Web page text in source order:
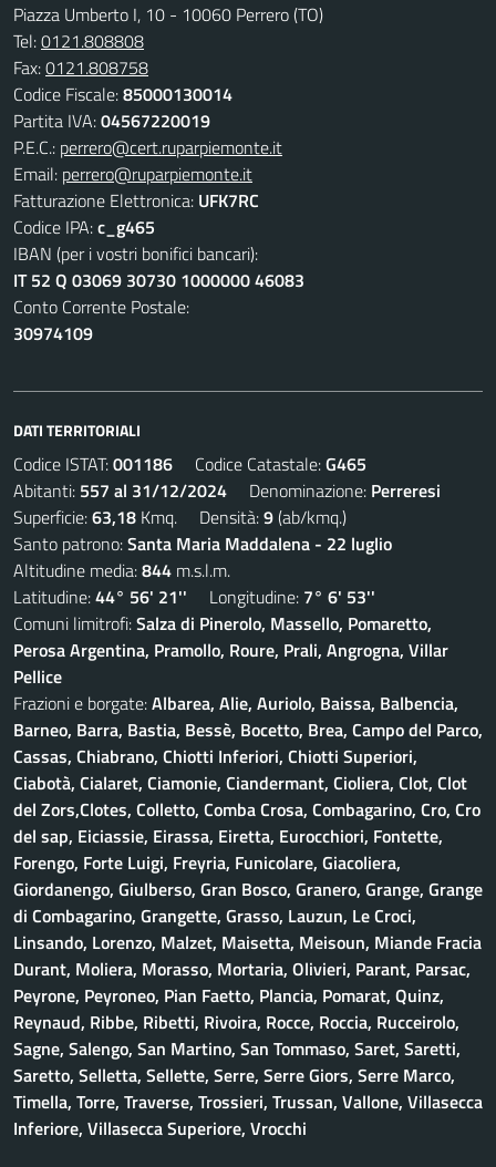
Piazza Umberto I, 10 - 10060 Perrero (TO)
Tel:0121.808808
Fax:0121.808758
Codice Fiscale:85000130014
Partita IVA:04567220019
P.E.C.: perrero@cert.ruparpiemonte.it
Email: perrero@ruparpiemonte.it
Fatturazione Elettronica: UFK7RC
Codice IPA:c_g465
IBAN (per i vostri bonifici bancari):
IT 52 Q 03069 30730 1000000 46083
Conto Corrente Postale:
30974109
DATI TERRITORIALI
Codice ISTAT:001186 Codice Catastale:G465
Abitanti: 557 al 31/12/2024 Denominazione: Perreresi
Superficie:63,18 Kmq. Densità:9(ab/kmq.)
Santo patrono:Santa Maria Maddalena - 22 luglio
Altitudine media:844 m.s.l.m.
Latitudine:44° 56' 21'' Longitudine: 7° 6' 53''
Comuni limitrofi:Salza di Pinerolo, Massello, Pomaretto,
Perosa Argentina, Pramollo, Roure, Prali, Angrogna, Villar
Pellice
Frazioni e borgate:Albarea, Alie, Auriolo, Baissa, Balbencia,
Barneo, Barra, Bastia, Bessè, Bocetto, Brea, Campo del Parco,
Cassas, Chiabrano, Chiotti Inferiori, Chiotti Superiori,
Ciabotà, Cialaret, Ciamonie, Ciandermant, Cioliera, Clot, Clot
del Zors,Clotes, Colletto, Comba Crosa, Combagarino, Cro, Cro
del sap, Eiciassie, Eirassa, Eiretta, Eurocchiori, Fontette,
Forengo, Forte Luigi, Freyria, Funicolare, Giacoliera,
Giordanengo, Giulberso, Gran Bosco, Granero, Grange, Grange
di Combagarino, Grangette, Grasso, Lauzun, Le Croci,
Linsando, Lorenzo, Malzet, Maisetta, Meisoun, Miande Fracia
Durant, Moliera, Morasso, Mortaria, Olivieri, Parant, Parsac,
Peyrone, Peyroneo, Pian Faetto, Plancia, Pomarat, Quinz,
Reynaud, Ribbe, Ribetti, Rivoira, Rocce, Roccia, Rucceirolo,
Sagne, Salengo, San Martino, San Tommaso, Saret, Saretti,
Saretto, Selletta, Sellette, Serre, Serre Giors, Serre Marco,
Timella, Torre, Traverse, Trossieri, Trussan, Vallone, Villasecca
Inferiore, Villasecca Superiore, Vrocchi